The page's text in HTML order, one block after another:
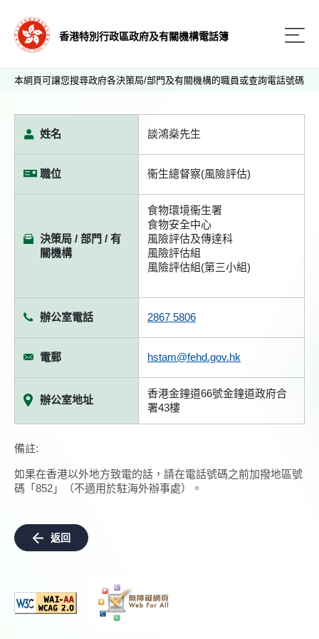
香港特別行政區政府及有關機構電話簿
本網頁可讓您搜尋政府各決策局/部門及有關機構的職員或查詢電話號碼
姓名 談鴻燊先生
職位 衞生總督察(風險評估)
決策局 / 部門 / 有
關機構
食物環境衞生署
食物安全中心
風險評估及傳達科
風險評估組
風險評估組(第三小組)
辦公室電話 2867 5806
電郵 hstam@fehd.gov.hk
辦公室地址
香港金鐘道66號金鐘道政府合
署43樓
備註:
如果在香港以外地方致電的話，請在電話號碼之前加撥地區號
碼「852」（不適用於駐海外辦事處）。
返回